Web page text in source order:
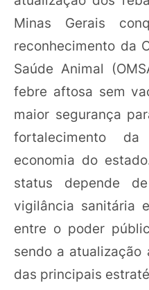
Minas Gerais
reconhecimento da
Saúde Animal
febre aftosa sem
maior segurança
fortalecimento
economia do
status depende
vigilância sanitária
entre o poder
sendo a atualização
das principais